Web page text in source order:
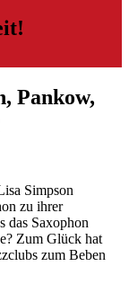
Pankow,
Simpson
zu ihrer
das Saxophon
Zum Glück hat
zum Beben